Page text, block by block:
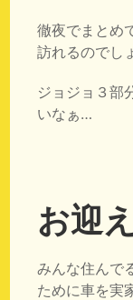
徹夜でまとめ
訪れるのでし
ジョジョ３部
いなぁ…
お迎
みんな住んで
ために車を実